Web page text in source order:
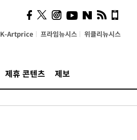
K-Artprice 프라임뉴시스 위클리뉴시스
제휴 콘텐츠 제보
사이 해답 찾았죠"…알을
깨고 나온 '초자아'